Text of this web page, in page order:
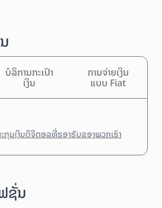
ບໍລິການກະເປົາ
ເງິນ
ການຈ່າຍເງິນ
ແບບ Fiat
ນເງິນດິຈິຕອລທີ່ຮອງຮັບຂອງພວກເຮົາ
ຊັ່ນ